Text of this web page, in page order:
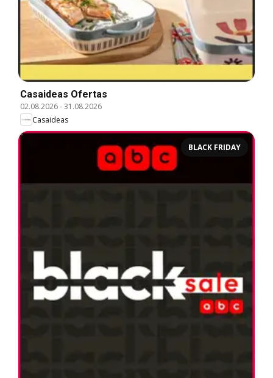
Casaideas Ofertas
02.08.2026-31.08.2026
Casaideas
BLACK FRIDAY